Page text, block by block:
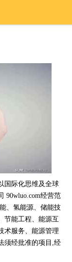
国际化思维及全球
90wluo.com经营范
、氢能源、储能技
节能工程、能源互
术服务、能源管理
须经批准的项目,经